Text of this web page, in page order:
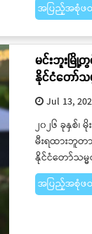
အပြည့်အစုံဖ
မင်းဘူးမြို့
နိုင်ငံတော်သ
Jul 13,
၂၀၂၆ ခုနှစ်၊
မီးရထားဘူတ
နိုင်ငံတော်သမ္
အပြည့်အစုံဖ